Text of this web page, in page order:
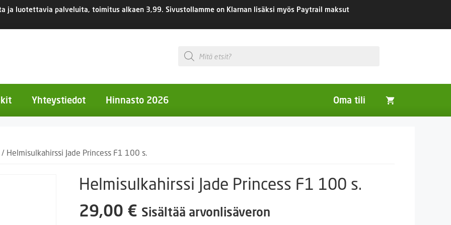
ja luotettavia palveluita, toimitus alkaen 3,99. Sivustollamme on Klarnan lisäksi myös Paytrail maksut
Products
search
Ruukut
Yhteystiedot Hinnasto 2026 Oma tili
/ Helmisulkahirssi Jade Princess F1 100 s.
Helmisulkahirssi Jade Princess F1 100 s.
29,00 € Sisältää arvonlisäveron